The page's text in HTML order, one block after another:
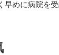
めに病院を